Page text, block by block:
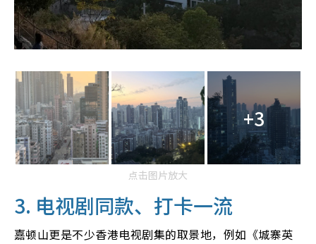
+3
点击图片放大
3. 电视剧同款、打卡一流
嘉顿山更是不少香港电视剧集的取景地，例如《城寨英